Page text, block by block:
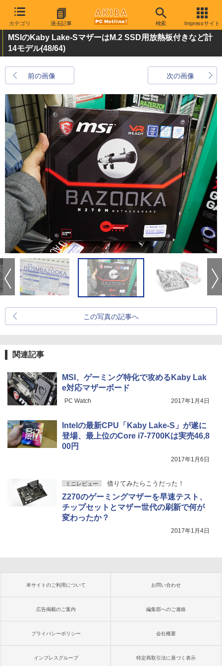
カテゴリ 過去記事 検索 Impressサイト
MSIのKaby Lake-SマザーはM.2 SSD用放熱板付きなど計
14モデル(48/64)
前の画像 次の画像
この写真の記事へ
関連記事
MSI、ゲーミング特化で攻めるKaby Lak
e対応マザーボード
PC Watch 2017年1月4日
Intelの最新CPU「Kaby Lake-S」が遂に
登場、最上位のCore i7-7700Kは実売46,8
00円
2017年1月6日
ミニレビュー 借りてみたらこうだった！
Z270のゲーミングマザーを早速テスト、
チップセットとマザー世代の刷新で何が
変わったか？
2017年1月4日
本サイトのご利用について お問い合わせ
広告掲載のご案内 編集部へのご連絡
プライバシーポリシー 会社概要
インプレスグループ 特定商取引法に基づく表示